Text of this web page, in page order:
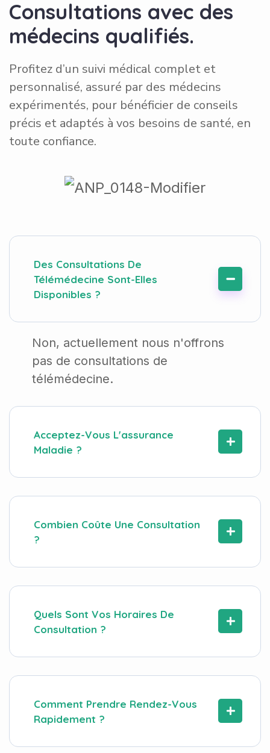
Consultations avec des
médecins qualifiés.
Profitez d’un suivi médical complet et
personnalisé, assuré par des médecins
expérimentés, pour bénéficier de conseils
précis et adaptés à vos besoins de santé, en
toute confiance.
Des Consultations De
Télémédecine Sont-Elles
Disponibles ?
Non, actuellement nous n'offrons
pas de consultations de
télémédecine.
Acceptez-Vous L'assurance
Maladie ?
Combien Coûte Une Consultation
?
Quels Sont Vos Horaires De
Consultation ?
Comment Prendre Rendez-Vous
Rapidement ?